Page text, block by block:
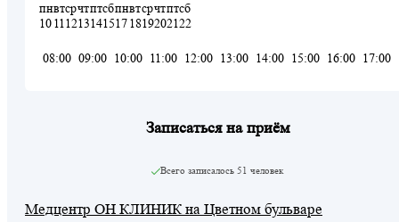
пн
10
вт
11
ср
12
чт
13
пт
14
сб
15
пн
17
вт
18
ср
19
чт
20
пт
21
сб
22
08:00 09:00 10:00 11:00 12:00 13:00 14:00 15:00 16:00 17:00
Записаться на приём
Всего записалось 51 человек
Медцентр ОН КЛИНИК на Цветном бульваре